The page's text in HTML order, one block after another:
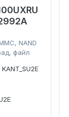
NAND
, файл